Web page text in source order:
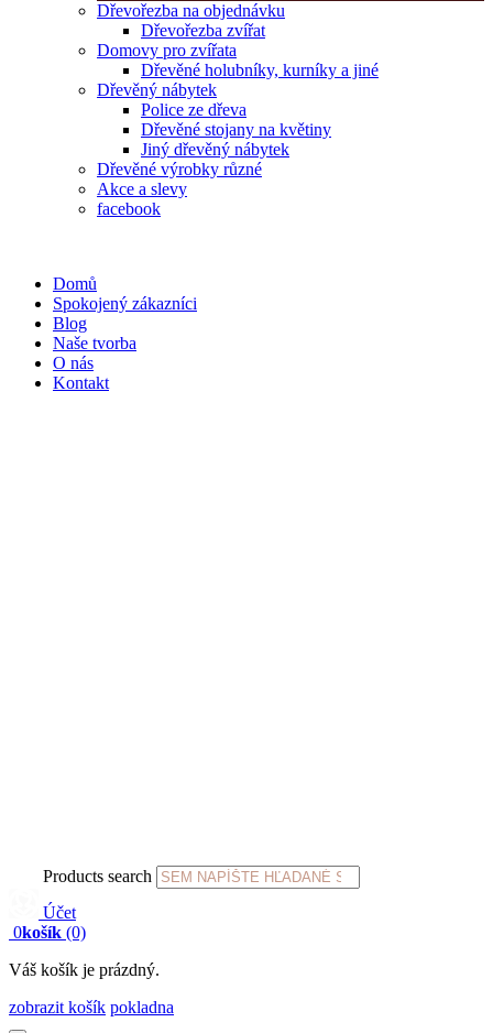
Dřevořezba na objednávku
Dřevořezba zvířat
Domovy pro zvířata
Dřevěné holubníky, kurníky a jiné
Dřevěný nábytek
Police ze dřeva
Dřevěné stojany na květiny
Jiný dřevěný nábytek
Dřevěné výrobky různé
Akce a slevy
facebook
Domů
Spokojený zákazníci
Blog
Naše tvorba
O nás
Kontakt
Products search
Účet
0košík (0)
Váš košík je prázdný.
zobrazit košík pokladna